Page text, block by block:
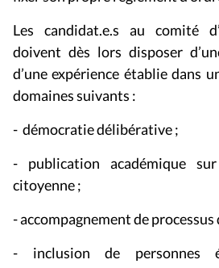
Les candidat.e.s au comité
doivent dès lors disposer
d’une expérience établie dans
domaines suivants :
- démocratie délibérative ;
- publication académique
citoyenne ;
- accompagnement de
- inclusion de personnes